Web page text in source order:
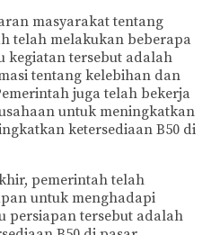
masyarakat tentang
telah melakukan beberapa
kegiatan tersebut adalah
tentang kelebihan dan
juga telah bekerja
untuk meningkatkan
ketersediaan B50 di
pemerintah telah
untuk menghadapi
persiapan tersebut adalah